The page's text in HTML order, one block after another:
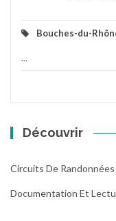
Bouches-du-
...
Découvrir
Circuits De Randonnées
Documentation Et